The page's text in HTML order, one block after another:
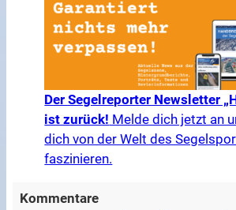
Der Segelreporter Newsletter
ist zurück! Melde dich jetzt an
dich von der Welt des
faszinieren.
Kommentare